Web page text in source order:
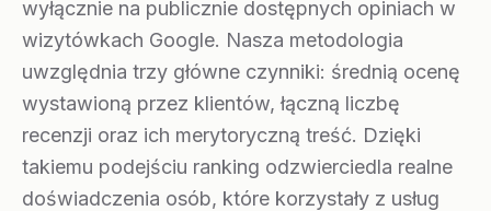
wyłącznie na publicznie dostępnych opiniach w
wizytówkach Google. Nasza metodologia
uwzględnia trzy główne czynniki: średnią ocenę
wystawioną przez klientów, łączną liczbę
recenzji oraz ich merytoryczną treść. Dzięki
takiemu podejściu ranking odzwierciedla realne
doświadczenia osób, które korzystały z usług